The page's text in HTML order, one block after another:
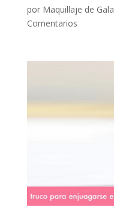
por Maquillaje de Gala
Comentarios